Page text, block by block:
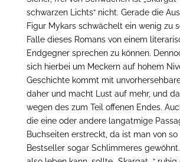
schwarzen Lichts“ nicht. Gerade die
Figur Mykars schwächelt ein wenig zu
Falle dieses Romans von einem
Endgegner sprechen zu können.
sich hierbei um Meckern auf hohem
Geschichte kommt mit
daher und macht Lust auf mehr, und
wegen des zum Teil offenen Endes.
die eine oder andere langatmige
Buchseiten erstreckt, da ist man von
Bestseller sogar Schlimmeres